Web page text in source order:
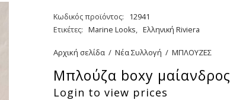
Κωδικός προϊόντος:
12941
Ετικέτες: Marine Looks, Ελληνική Riviera
Αρχική σελίδα / Νέα Συλλογή / ΜΠΛΟΥΖΕΣ
Μπλούζα boxy μαίανδρος
Login to view prices